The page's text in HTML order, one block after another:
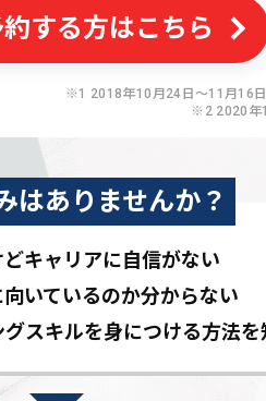
する方はこちら
※1 2018年10月24日〜11月16
※2 2020年
はありませんか？
どキャリアに自信がない
向いているのか分からない
スキルを身につける方法を